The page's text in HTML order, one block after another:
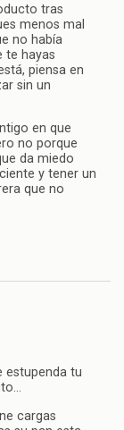
tras
menos mal
no había
te hayas
piensa en
sin un
en que
no porque
da miedo
y tener un
que no
estupenda tu
cargas